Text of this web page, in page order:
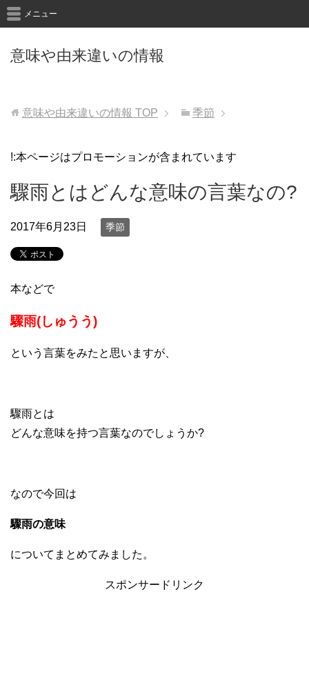
意味や由来違いの情報
メニュー
意味や由来違いの情報 TOP 季節
!:本ページはプロモーションが含まれています
驟雨とはどんな意味の言葉なの?
2017年6月23日 季節
本などで
驟雨(しゅうう)
という言葉をみたと思いますが、
驟雨とは
どんな意味を持つ言葉なのでしょうか?
なので今回は
驟雨の意味
についてまとめてみました。
スポンサードリンク